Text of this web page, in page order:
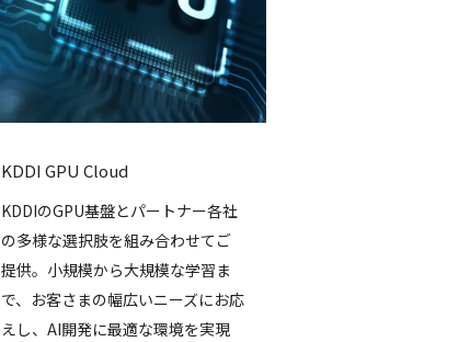
KDDI GPU Cloud
KDDIのGPU基盤とパートナー各社
の多様な選択肢を組み合わせてご
提供。小規模から大規模な学習ま
で、お客さまの幅広いニーズにお応
えし、AI開発に最適な環境を実現